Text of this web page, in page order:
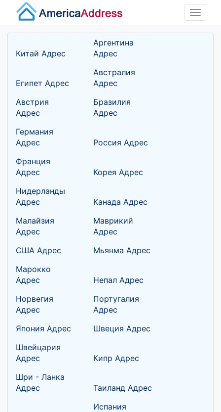
Toggle
Китай Адрес
Аргентина
Адрес
Египет Адрес
Австралия
Адрес
Австрия
Адрес
Бразилия
Адрес
Германия
Адрес
Россия Адрес
Франция
Адрес
Корея Адрес
Нидерланды
Адрес
Канада Адрес
Малайзия
Адрес
Маврикий
Адрес
США Адрес
Мьянма Адрес
Марокко
Адрес
Непал Адрес
Норвегия
Адрес
Португалия
Адрес
Япония Адрес
Швеция Адрес
Швейцария
Адрес
Кипр Адрес
Шри - Ланка
Адрес
Таиланд Адрес
Испания